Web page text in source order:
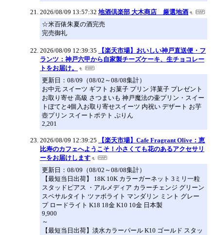
2026/08/09 13:57:32 地酒倶楽部 大木商店 厳選地酒
☆米百俵朱夏の酒完売
完売御礼
2026/08/09 12:39:35
【楽天市場】おいしい神戸直送便・フ
ランツ：神戸六甲から自家製チーズケーキ、生チョコレー
トをお届け。
更新日：08/09（08/02～08/08集計）
お中元 スイーツ ギフト お菓子 プリン 洋菓子 プレゼント
お取り寄せ 高級 さつまいも 神戸魔法の壷プリン・スイー
トぽてと4個入お取り寄せスイーツ 内祝い デザート お芋
壺プリン スイートポテト ぷりん
2,201
2026/08/09 12:39:25
【楽天市場】Cafe Fragrant Olive：恵
比寿のカフェへようこそ！小さくても花のあるアクセサリ
ーをお届けします
更新日：08/09（08/02～08/08集計）
【最短当日出荷】 18K 10K カラーガーネット 3ミリ一粒
スタッドピアス ・アルメディア カラーチェンジ グリーン
スペサルタイト ツァボライト マンダリン ミント グレー
プ ロードライト K18 18金 K10 10金 日本製
9,900
～
【最短当日出荷】淡水カラーパール K10 ゴールド スタッ